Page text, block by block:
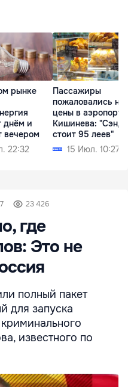
рынке
днём и
вечером
22:32
Пассажиры
пожаловались на
цены в аэропорту
Кишинева:
стоит 95 леев"
15 Июл. 10:27
23 426
где
Это не
полный пакет
для запуска
известного по